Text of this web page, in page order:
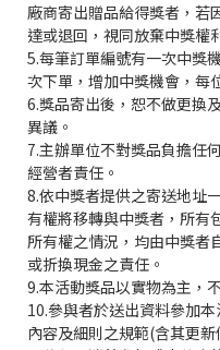
廠商寄出贈品給得獎者，若
達或退回，視同放棄中獎權
5.每筆訂單編號有一次中獎
次下單，增加中獎機會，每
6.獎品寄出後，恕不做更換
異議。
7.主辦單位不對獎品負擔任
經營者責任。
8.依中獎者提供之寄送地址
有權將移轉與中獎者，所有
所有權之情況，均由中獎者
或折換現金之責任。
9.本活動獎品以實物為主，
10.參與者於送出資料參加
內容及細則之規範(含其更